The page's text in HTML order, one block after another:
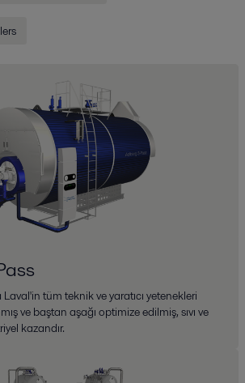
tüm teknik ve yaratıcı yetenekleri
ve baştan aşağı optimize edilmiş, sıvı ve
kazandır.